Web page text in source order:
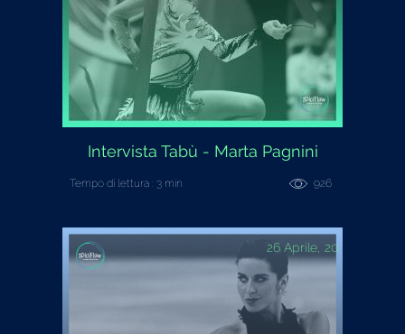
Intervista Tabù - Marta Pagnini
Tempo di lettura : 3 min 926
26 Aprile, 20